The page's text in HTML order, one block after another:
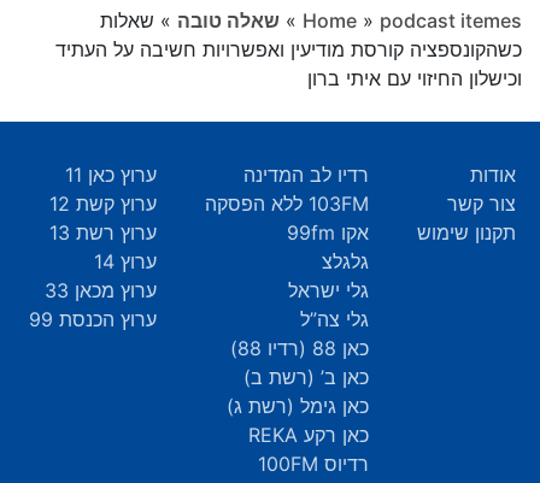
Home » podcast itemes
» שאלה טובה » שאלות
כשהקונספציה קורסת מודיעין ואפשרויות חשיבה על העתיד
וכישלון החיזוי עם איתי ברון
אודות
צור קשר
תקנון שימוש
רדיו לב המדינה
103FM ללא הפסקה
אקו 99fm
גלגלצ
גלי ישראל
גלי צה”ל
כאן 88 (רדיו 88)
כאן ב’ (רשת ב)
כאן גימל (רשת ג)
כאן רקע REKA
רדיוס 100FM
ערוץ כאן 11
ערוץ קשת 12
ערוץ רשת 13
ערוץ 14
ערוץ מכאן 33
ערוץ הכנסת 99